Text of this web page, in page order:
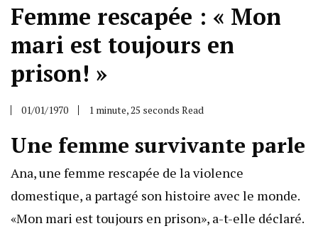
Femme rescapée : « Mon
mari est toujours en
prison! »
01/01/1970 1 minute, 25 seconds Read
Une femme survivante parle
Ana, une femme rescapée de la violence
domestique, a partagé son histoire avec le monde.
«Mon mari est toujours en prison», a-t-elle déclaré.